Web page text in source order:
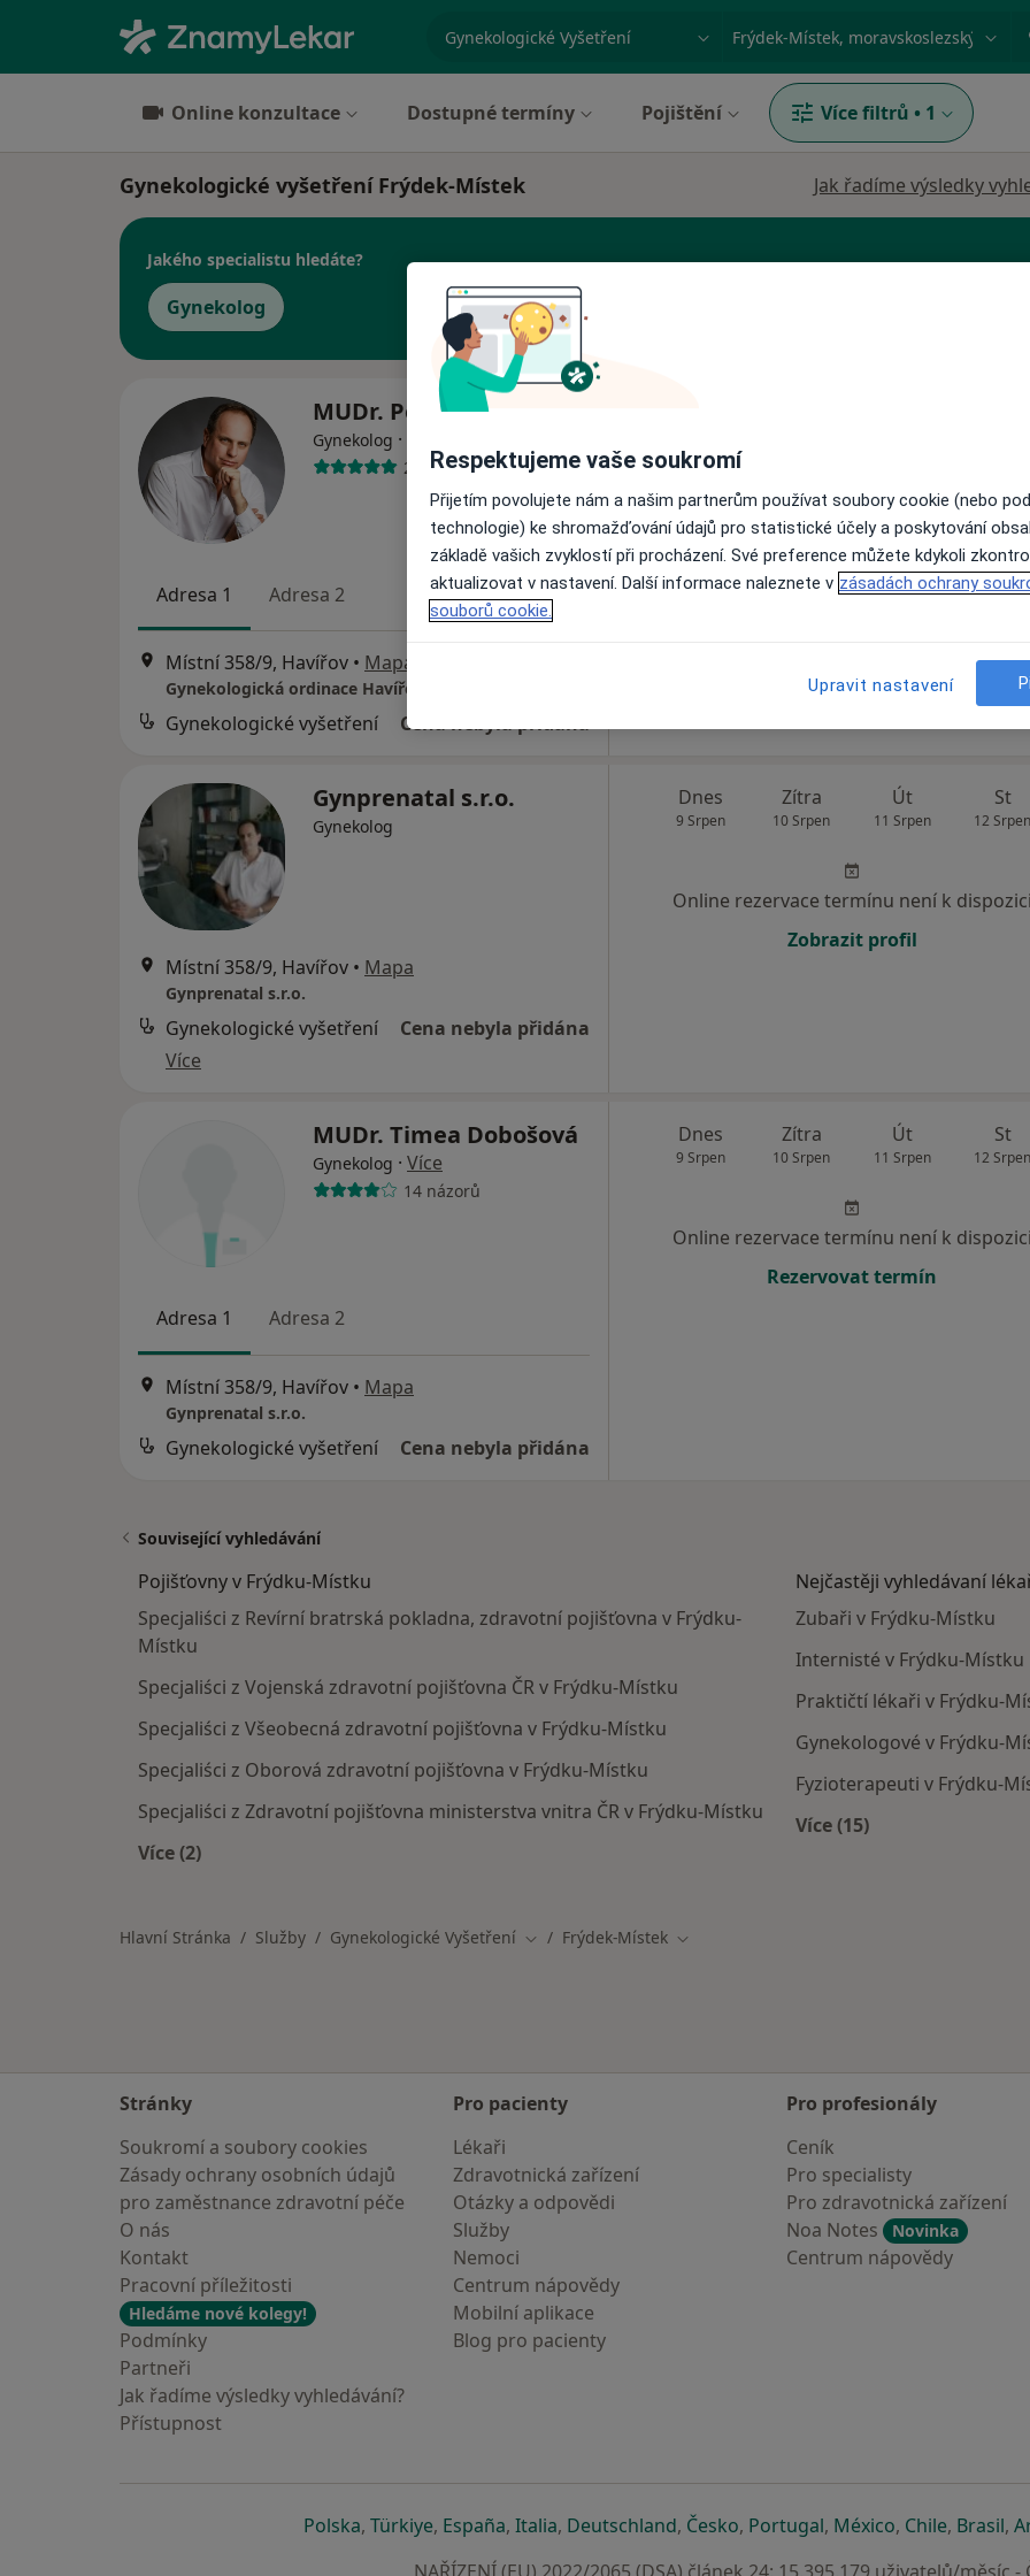
specializace, nemoc nebo příjmení Město nebo region
Online konzultace Dostupné termíny Pojištění Více filtrů • 1
Gynekologické vyšetření Frýdek-Místek Jak řadíme výsledky
Jakého specialistu hledáte?
Gynekolog
MUDr. Petr Kovář
Gynekolog ·
284 názorů
Adresa 1 Adresa 2
Místní 358/9, Havířov • Mapa
Gynekologická ordinace Havířov
Gynekologické vyšetření Cena nebyla přidána
Online rezervace termínu není k dispozici
Zobrazit telefonní číslo
Gynprenatal s.r.o.
Gynekolog
Místní 358/9, Havířov • Mapa
Gynprenatal s.r.o.
Gynekologické vyšetření
Cena nebyla přidána
Více
Dnes
9 Srpen
Zítra
10 Srpen
Út
11 Srpen
St
12 Srpen
Online rezervace termínu není k dispozici
Zobrazit profil
MUDr. Timea Dobošová
Gynekolog · Více
14 názorů
Adresa 1 Adresa 2
Místní 358/9, Havířov • Mapa
Gynprenatal s.r.o.
Gynekologické vyšetření Cena nebyla přidána
Dnes
9 Srpen
Zítra
10 Srpen
Út
11 Srpen
St
12 Srpen
Online rezervace termínu není k dispozici
Rezervovat termín
Související vyhledávání
Pojišťovny v Frýdku-Místku
Specjaliści z Revírní bratrská pokladna, zdravotní pojišťovna v Frýdku-
Místku
Specjaliści z Vojenská zdravotní pojišťovna ČR v Frýdku-Místku
Specjaliści z Všeobecná zdravotní pojišťovna v Frýdku-Místku
Specjaliści z Oborová zdravotní pojišťovna v Frýdku-Místku
Specjaliści z Zdravotní pojišťovna ministerstva vnitra ČR v Frýdku-Místku
Více (2)
Nejčastěji vyhledávaní
Zubaři v Frýdku-Místku
Internisté v Frýdku-Místku
Praktičtí lékaři v Frýdku-
Gynekologové v Frýdku-
Fyzioterapeuti v Frýdku-
Více (15)
Hlavní Stránka Služby Gynekologické Vyšetření Změna města
Frýdek-Místek Změna města
Stránky
Soukromí a soubory cookies
Zásady ochrany osobních údajů
pro zaměstnance zdravotní péče
O nás
Kontakt
Pracovní příležitosti
Hledáme nové kolegy!
Podmínky
Partneři
Jak řadíme výsledky vyhledávání?
Přístupnost
Pro pacienty
Lékaři
Zdravotnická zařízení
Otázky a odpovědi
Služby
Nemoci
Centrum nápovědy
Mobilní aplikace
Blog pro pacienty
Pro profesionály
Ceník
Pro specialisty
Pro zdravotnická zařízení
Noa Notes
Novinka
Centrum nápovědy
Polskase otevře v nové záložce
, Türkiyese otevře v nové záložce
, Españase otevře v nové záložce
, Italiase otevře v nové záložce
, Deutschlandse otevře v nové záložce
, Českose otevře v nové záložce
, Portugalse otevře v nové
, Méxicose otevře v
, Chilese otevře
, Brasilse
,
Respektujeme vaše soukromí
Přijetím povolujete nám a našim partnerům používat soubory cookie (nebo
technologie) ke shromažďování údajů pro statistické účely a poskytování
základě vašich zvyklostí při procházení. Své preference můžete kdykoli
aktualizovat v nastavení. Další informace naleznete v zásadách ochrany
souborů cookie.
Upravit nastavení